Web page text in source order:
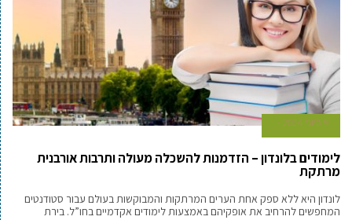
9 ביוני 2024
לימודים בלונדון – הזדמנות להשכלה מעולה ותרבות אורבנית
מרתקת
לונדון היא ללא ספק אחת הערים המרתקות והמבוקשות בעולם עבור סטודנטים
המחפשים להרחיב את אופקיהם באמצעות לימודים אקדמיים בחו”ל. בירת